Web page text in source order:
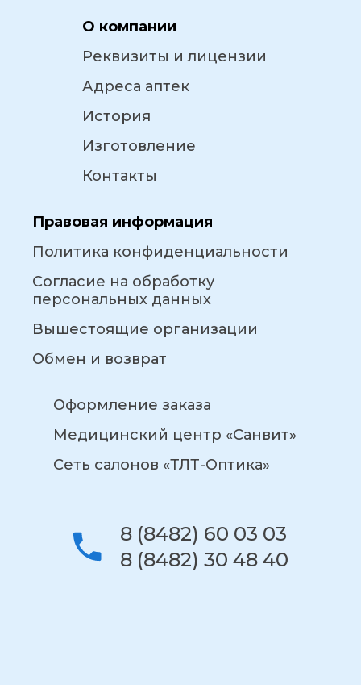
О компании
Реквизиты и лицензии
Адреса аптек
История
Изготовление
Контакты
Правовая информация
Политика конфиденциальности
Согласие на обработку
персональных данных
Вышестоящие организации
Обмен и возврат
Оформление заказа
Медицинский центр «Санвит»
Сеть салонов «ТЛТ-Оптика»
8 (8482) 60 03 03
8 (8482) 30 48 40